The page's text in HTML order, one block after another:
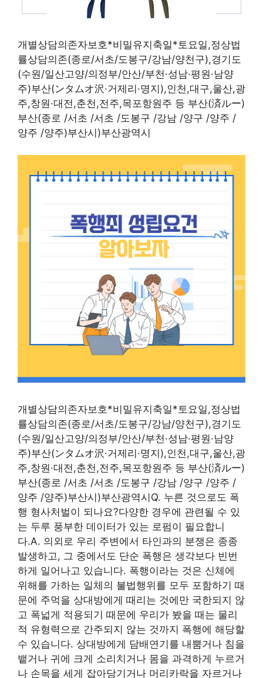
개별상담의존자보호*비밀유지축일*토요일,정상법
률상담의존(종로/서초/도봉구/강남/양천구),경기도
(수원/일산고양/의정부/안산/부천·성남·평원·남양
주)부산(ンタムオ沢·거제리·명지),인천,대구,울산,광
주,창원·대전,춘천,전주,목포항원주 등 부산(済ルー)
부산(종로 /서초 /서초 /도봉구 /강남 /양구 /양주 /
양주 /양주)부산시)부산광역시
개별상담의존자보호*비밀유지축일*토요일,정상법
률상담의존(종로/서초/도봉구/강남/양천구),경기도
(수원/일산고양/의정부/안산/부천·성남·평원·남양
주)부산(ンタムオ沢·거제리·명지),인천,대구,울산,광
주,창원·대전,춘천,전주,목포항원주 등 부산(済ルー)
부산(종로 /서초 /서초 /도봉구 /강남 /양구 /양주 /
양주 /양주)부산시)부산광역시Q. 누른 것으로도 폭
행 형사처벌이 되나요?다양한 경우에 관련될 수 있
는 두루 풍부한 데이터가 있는 로펌이 필요합니
다.A. 의외로 우리 주변에서 타인과의 분쟁은 종종
발생하고, 그 중에서도 단순 폭행은 생각보다 빈번
하게 일어나고 있습니다. 폭행이라는 것은 신체에
위해를 가하는 일체의 불법행위를 모두 포함하기 때
문에 주먹을 상대방에게 때리는 것에만 국한되지 않
고 폭넓게 적용되기 때문에 우리가 봤을 때는 물리
적 유형력으로 간주되지 않는 것까지 폭행에 해당할
수 있습니다. 상대방에게 담배연기를 내뿜거나 침을
뱉거나 귀에 크게 소리치거나 몸을 과격하게 누르거
나 손목을 세게 잡아당기거나 머리카락을 자르거나